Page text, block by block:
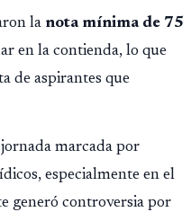
la nota mínima de 75
en la contienda, lo que
de aspirantes que
marcada por
especialmente en el
generó controversia por